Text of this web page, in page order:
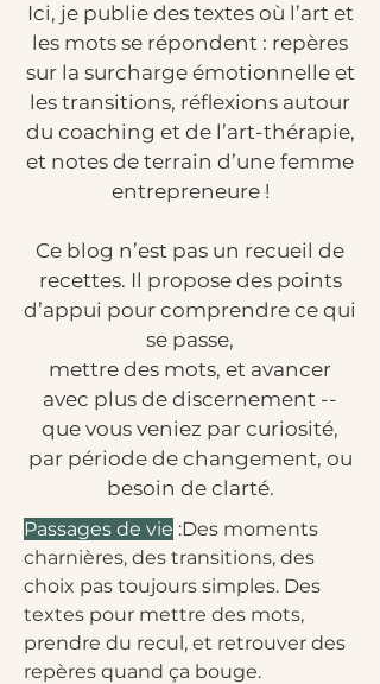
Ici, je publie des textes où l’art et
les mots se répondent : repères
sur la surcharge émotionnelle et
les transitions, réflexions autour
du coaching et de l’art-thérapie,
et notes de terrain d’une femme
entrepreneure !
Ce blog n’est pas un recueil de
recettes. Il propose des points
d’appui pour comprendre ce qui
se passe,
mettre des mots, et avancer
avec plus de discernement --
que vous veniez par curiosité,
par période de changement, ou
besoin de clarté.​
Passages de vie :Des moments
charnières, des transitions, des
choix pas toujours simples. Des
textes pour mettre des mots,
prendre du recul, et retrouver des
repères quand ça bouge.